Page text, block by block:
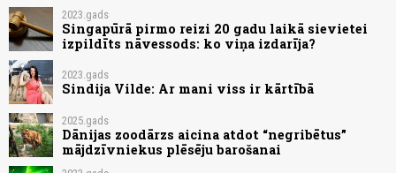
2023.gads
Singapūrā pirmo reizi 20 gadu laikā sievietei
izpildīts nāvessods: ko viņa izdarīja?
2023.gads
Sindija Vilde: Ar mani viss ir kārtībā
2025.gads
Dānijas zoodārzs aicina atdot “negribētus”
mājdzīvniekus plēsēju barošanai